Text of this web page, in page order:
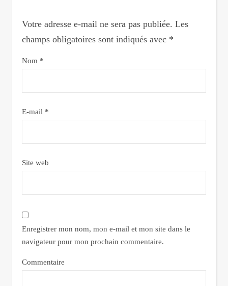
Votre adresse e-mail ne sera pas publiée. Les
champs obligatoires sont indiqués avec *
Nom *
E-mail *
Site web
Enregistrer mon nom, mon e-mail et mon site dans le
navigateur pour mon prochain commentaire.
Commentaire